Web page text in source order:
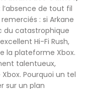
de tout fil
: si Arkane
du catastrophique
Hi-Fi Rush,
la plateforme Xbox.
talentueux,
Pourquoi un tel
sur un plan